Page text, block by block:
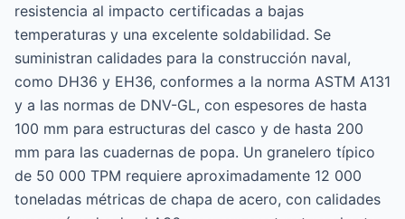
resistencia al impacto certificadas a bajas
temperaturas y una excelente soldabilidad. Se
suministran calidades para la construcción naval,
como DH36 y EH36, conformes a la norma ASTM A131
y a las normas de DNV-GL, con espesores de hasta
100 mm para estructuras del casco y de hasta 200
mm para las cuadernas de popa. Un granelero típico
de 50 000 TPM requiere aproximadamente 12 000
toneladas métricas de chapa de acero, con calidades